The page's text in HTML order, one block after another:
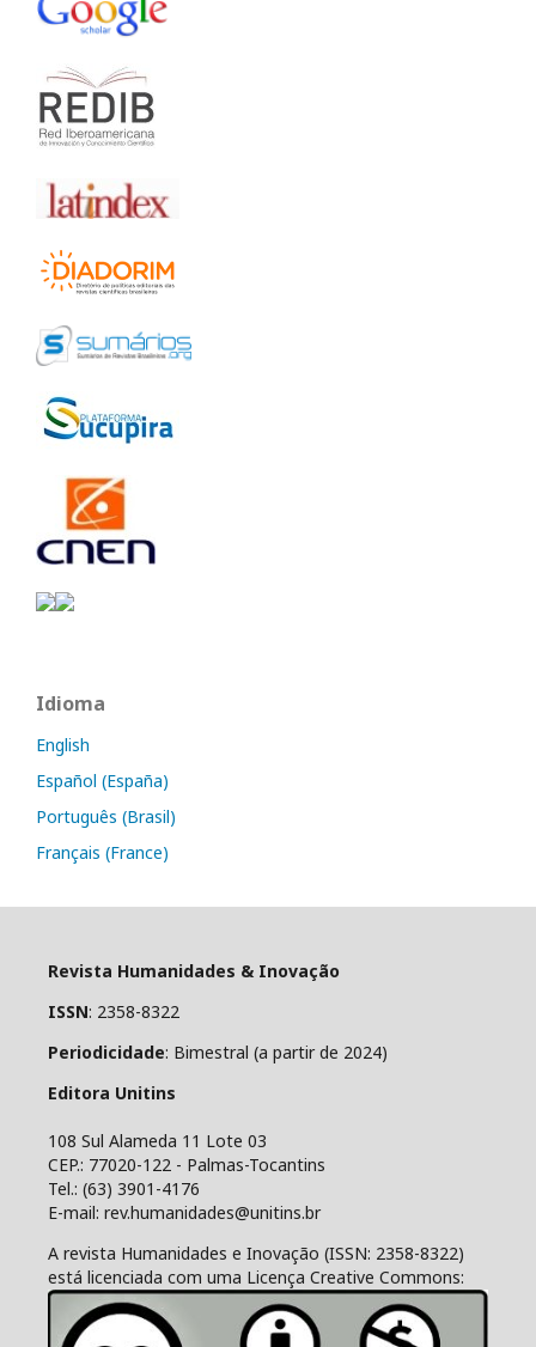
Idioma
English
Español (España)
Português (Brasil)
Français (France)
Revista Humanidades & Inovação
ISSN: 2358-8322
Periodicidade: Bimestral (a partir de 2024)
Editora Unitins
108 Sul Alameda 11 Lote 03
CEP.: 77020-122 - Palmas-Tocantins
Tel.: (63) 3901-4176
E-mail: rev.humanidades@unitins.br
A revista Humanidades e Inovação (ISSN: 2358-8322)
está licenciada com uma Licença Creative Commons: